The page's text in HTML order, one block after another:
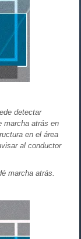
detectar
marcha atrás en
en el área
al conductor
marcha atrás.